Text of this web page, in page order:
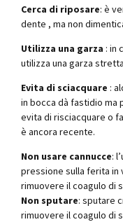
Cerca di riposare: è
dente , ma non
Utilizza una garza : in
utilizza una garza
Evita di sciacquare :
in bocca dà fastidio ma
evita di risciacquare o
è ancora recente.
Non usare cannucce:
pressione sulla ferita in
rimuovere il coagulo di
Non sputare: sputare
rimuovere il coagulo di